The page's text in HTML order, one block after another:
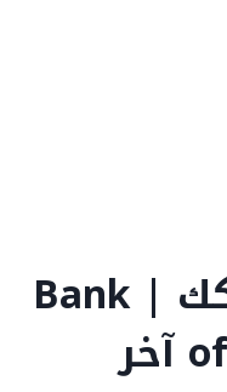
تنزيل تطبيق بنكك | Bank
of Khartoom apk آخر